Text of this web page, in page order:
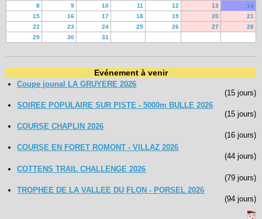
8
9 10 11 12 13
14
15
16 17 18 19 20
21
22
23 24 25 26 27
28
29
30 31
Evénement à venir
Coupe jounal LA GRUYERE 2026
(15 jours)
SOIREE POPULAIRE SUR PISTE - 5000m BULLE 2026
(15 jours)
COURSE CHAPLIN 2026
(16 jours)
COURSE EN FORET ROMONT - VILLAZ 2026
(44 jours)
COTTENS TRAIL CHALLENGE 2026
(79 jours)
TROPHEE DE LA VALLEE DU FLON - PORSEL 2026
(94 jours)